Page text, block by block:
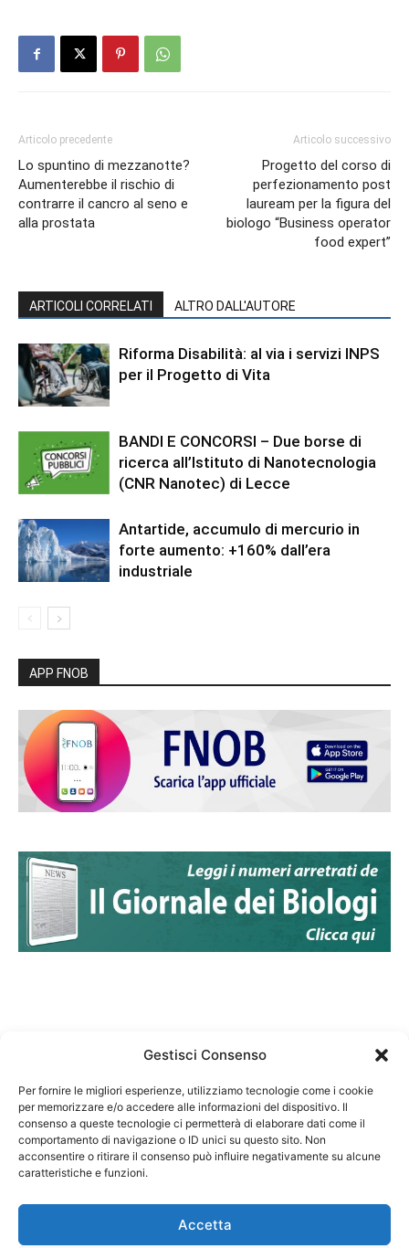
Gestisci Consenso
Per fornire le migliori esperienze, utilizziamo tecnologie come i cookie
per memorizzare e/o accedere alle informazioni del dispositivo. Il
consenso a queste tecnologie ci permetterà di elaborare dati come il
comportamento di navigazione o ID unici su questo sito. Non
acconsentire o ritirare il consenso può influire negativamente su alcune
caratteristiche e funzioni.
Accetta
Articolo precedente
Lo spuntino di mezzanotte?
Aumenterebbe il rischio di
contrarre il cancro al seno e
alla prostata
Articolo successivo
Progetto del corso di
perfezionamento post
lauream per la figura del
biologo “Business operator
food expert”
ARTICOLI CORRELATI ALTRO DALL'AUTORE
Riforma Disabilità: al via i servizi INPS
per il Progetto di Vita
BANDI E CONCORSI – Due borse di
ricerca all’Istituto di Nanotecnologia
(CNR Nanotec) di Lecce
Antartide, accumulo di mercurio in
forte aumento: +160% dall’era
industriale
APP FNOB
Federazione Nazionale Degli Ordini dei Biologi:
codice fiscale 80069130583
Responsabile sito internet www.fnob.it: